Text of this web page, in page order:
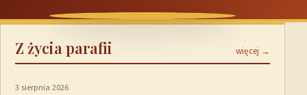
Z życia parafii więcej →
3 sierpnia 2026